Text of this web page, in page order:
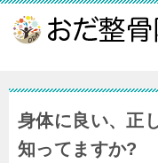
身体に良い、正
知ってますか?